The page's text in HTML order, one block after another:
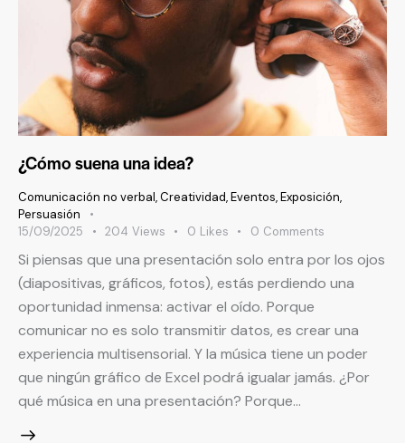
¿Cómo suena una idea?
Comunicación no verbal,Creatividad,Eventos,Exposición,
Persuasión
15/09/2025
204 Views 0 Likes 0 Comments
Si piensas que una presentación solo entra por los ojos
(diapositivas, gráficos, fotos), estás perdiendo una
oportunidad inmensa: activar el oído. Porque
comunicar no es solo transmitir datos, es crear una
experiencia multisensorial. Y la música tiene un poder
que ningún gráfico de Excel podrá igualar jamás. ¿Por
qué música en una presentación? Porque…